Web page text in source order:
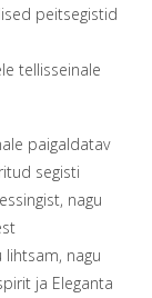
peitsegistid
tellisseinale
paigaldatav
segisti
nagu
nagu
ja Eleganta